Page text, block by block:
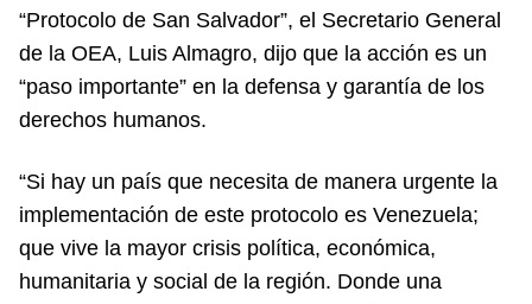
“Protocolo de San Salvador”, el Secretario General
de la OEA, Luis Almagro, dijo que la acción es un
“paso importante” en la defensa y garantía de los
derechos humanos.
“Si hay un país que necesita de manera urgente la
implementación de este protocolo es Venezuela;
que vive la mayor crisis política, económica,
humanitaria y social de la región. Donde una